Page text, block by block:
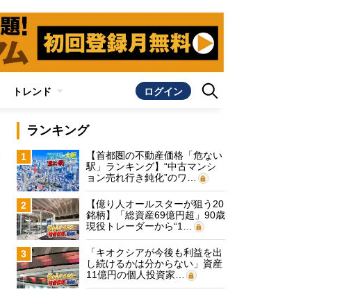
トレンド ログイン
ランキング
1
【首都圏の不動産価格「危ない
駅」ランキング】“中古マンシ
ョン売れ行き鈍化”のワ…
2
【億り人オールスターが狙う20
銘柄】「総資産69億円超」90歳
現役トレーダーから“1…
3
「キオクシアが今後も利益を出
し続けるかは分からない」資産
11億円の個人投資家…